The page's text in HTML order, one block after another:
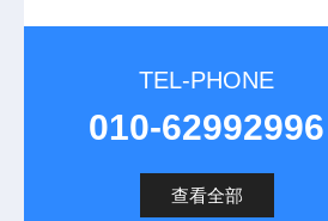
TEL-PHONE
010-62992996
查看全部